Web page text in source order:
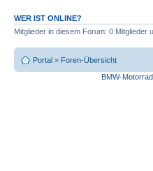
WER IST ONLINE?
Mitglieder in diesem Forum: 0 Mitglieder
Portal » Foren-Übersicht
BMW-